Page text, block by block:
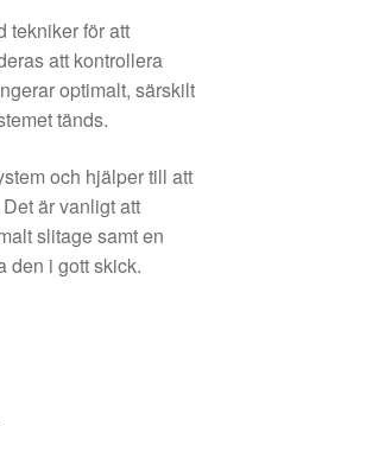
tekniker för att
att kontrollera
optimalt, särskilt
tänds.
och hjälper till att
är vanligt att
slitage samt en
den i gott skick.